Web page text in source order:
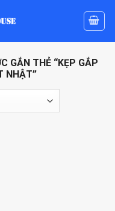
GẮN THẺ “KẸP GẮP
NHẬT”